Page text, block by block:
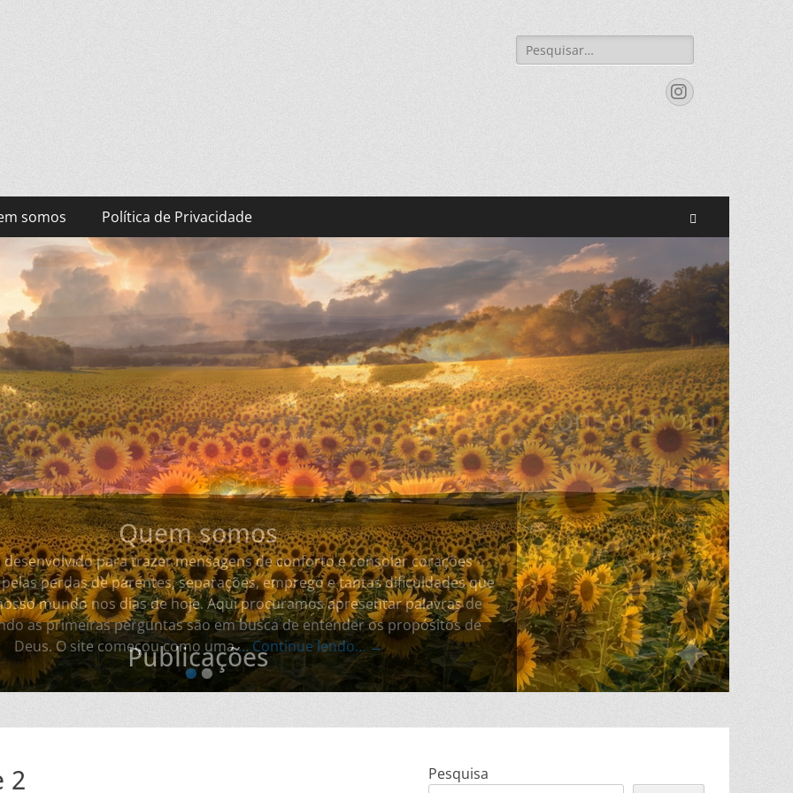
que precisam de paz.
Pesquisar
por:
Instagram
somos Política de Privacidade
••
Quem somos
desenvolvido para trazer mensagens de conforto e consolar corações
perdas de parentes, separações, emprego e tantas dificuldades que
mundo nos dias de hoje. Aqui procuramos apresentar palavras de
as primeiras perguntas são em busca de entender os propósitos de
Deus. O site começou como uma… Continue lendo… →
2 Pesquisa